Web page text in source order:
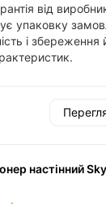
від
упаковку
і збереження
настінний